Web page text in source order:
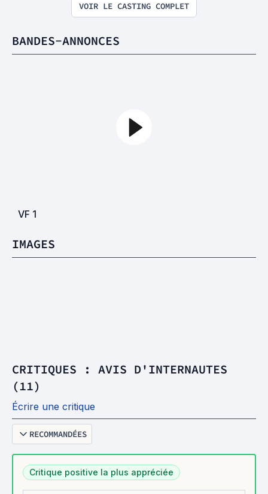
VOIR LE CASTING COMPLET
BANDES-ANNONCES
VF 1
IMAGES
CRITIQUES : AVIS D'INTERNAUTES
(11)
Écrire une critique
RECOMMANDÉES
Critique positive la plus appréciée